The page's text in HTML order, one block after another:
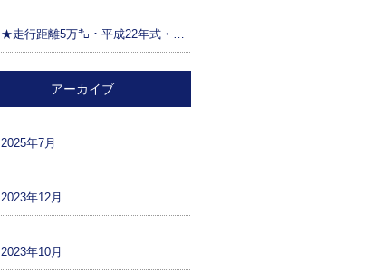
★走行距離5万㌔・平成22年式・三菱ファイター・ハイジャッキセルフローダー・車検令和5年12月・バックカメラ・ツーデフ・積載10700kg★
アーカイブ
2025年7月
2023年12月
2023年10月